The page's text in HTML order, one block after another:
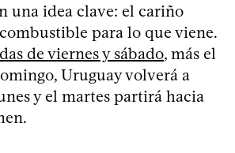
una idea clave: el cariño
para lo que viene.
de viernes y sábado, más el
Uruguay volverá a
y el martes partirá hacia